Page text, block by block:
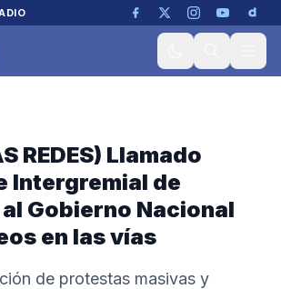
REDES) Llamado
Intergremial de
Gobierno Nacional
en las vías
de protestas masivas y